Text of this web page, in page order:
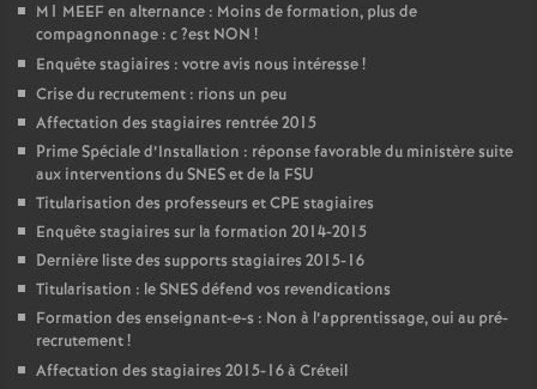
M1 MEEFen alternance : Moins de formation, plus de
compagnonnage : c?est NON !
Enquête stagiaires : votre avis nous intéresse!
Crise du recrutement : rions un peu
Affectation des stagiaires rentrée 2015
Prime Spéciale d’Installation : réponse favorable du ministère suite
aux interventions duSNESet de la FSU
Titularisation des professeurs etCPE stagiaires
Enquête stagiaires sur la formation 2014-2015
Dernière liste des supports stagiaires 2015-16
Titularisation : leSNESdéfend vos revendications
Formation des enseignant-e-s : Non à l’apprentissage, oui au pré-
recrutement!
Affectation des stagiaires 2015-16 à Créteil